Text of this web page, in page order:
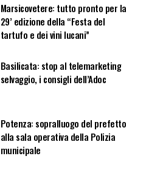
Marsicovetere: tutto pronto per la
29’ edizione della “Festa del
tartufo e dei vini lucani”
Basilicata: stop al telemarketing
selvaggio, i consigli dell’Adoc
Potenza: sopralluogo del prefetto
alla sala operativa della Polizia
municipale